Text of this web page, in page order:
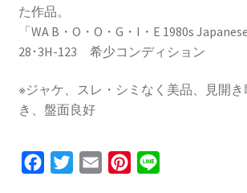
た作品。
「WA B・O・O・G・I・E 1980s
28･3H-123 希少コンディション
※ジャケ、スレ・シミなく美品、見開
き、盤面良好